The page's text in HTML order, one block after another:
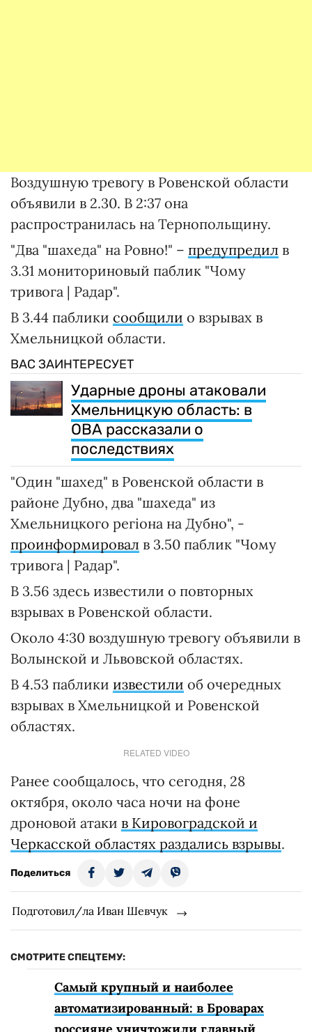
Воздушную тревогу в Ровенской области
объявили в 2.30. В 2:37 она
распространилась на Тернопольщину.
"Два "шахеда" на Ровно!" – предупредил в
3.31 мониториновый паблик "Чому
тривога | Радар".
В 3.44 паблики сообщили о взрывах в
Хмельницкой области.
ВАС ЗАИНТЕРЕСУЕТ
Ударные дроны атаковали
Хмельницкую область: в
ОВА рассказали о
последствиях
"Один "шахед" в Ровенской области в
районе Дубно, два "шахеда" из
Хмельницкого регіона на Дубно", -
проинформировал в 3.50 паблик "Чому
тривога | Радар".
В 3.56 здесь известили о повторных
взрывах в Ровенской области.
Около 4:30 воздушную тревогу объявили в
Волынской и Львовской областях.
В 4.53 паблики известили об очередных
взрывах в Хмельницкой и Ровенской
областях.
RELATED VIDEO
Ранее сообщалось, что сегодня, 28
октября, около часа ночи на фоне
дроновой атаки в Кировoградской и
Черкасской областях раздались взрывы.
Поделиться
Подготовил/ла Иван Шевчук
СМОТРИТЕ СПЕЦТЕМУ:
Самый крупный и наиболее
автоматизированный: в Броварах